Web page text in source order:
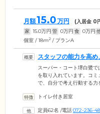
月額15.0 万円 (入居金 0
家 15.0万円 管 0万円 食 0万円
個室 / 18m2 / プランA
スタッフの能力を高
スーパー・コート堺白鷺
を取り入れています。コ
で、自分で考え行動する
い雰囲気づくりに努めてい
トイレ付き居室
定員62名 /電話072-236-